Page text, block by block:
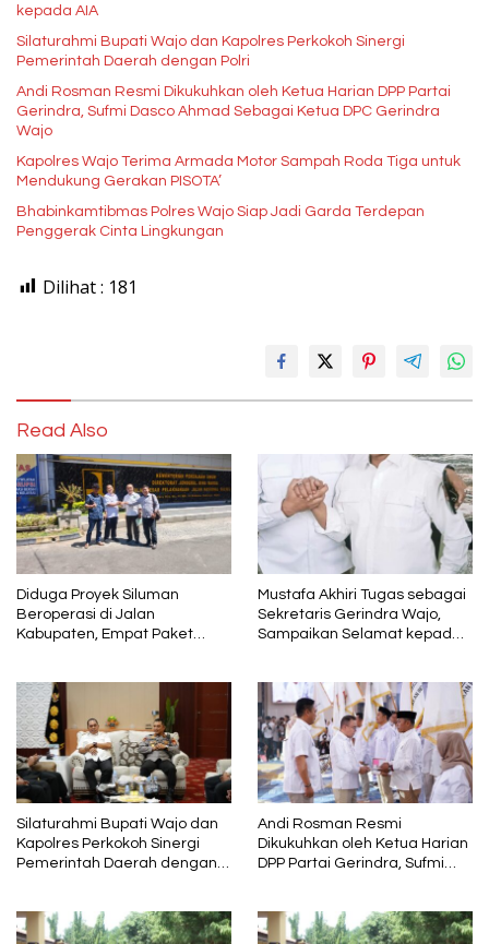
kepada AIA
Silaturahmi Bupati Wajo dan Kapolres Perkokoh Sinergi
Pemerintah Daerah dengan Polri
Andi Rosman Resmi Dikukuhkan oleh Ketua Harian DPP Partai
Gerindra, Sufmi Dasco Ahmad Sebagai Ketua DPC Gerindra
Wajo
Kapolres Wajo Terima Armada Motor Sampah Roda Tiga untuk
Mendukung Gerakan PISOTA’
Bhabinkamtibmas Polres Wajo Siap Jadi Garda Terdepan
Penggerak Cinta Lingkungan
Dilihat : 181
Read Also
Diduga Proyek Siluman
Beroperasi di Jalan
Kabupaten, Empat Paket
Mustafa Akhiri Tugas sebagai
Sekretaris Gerindra Wajo,
Sampaikan Selamat kepada
Silaturahmi Bupati Wajo dan
Kapolres Perkokoh Sinergi
Pemerintah Daerah dengan
Andi Rosman Resmi
Dikukuhkan oleh Ketua Harian
DPP Partai Gerindra, Sufmi